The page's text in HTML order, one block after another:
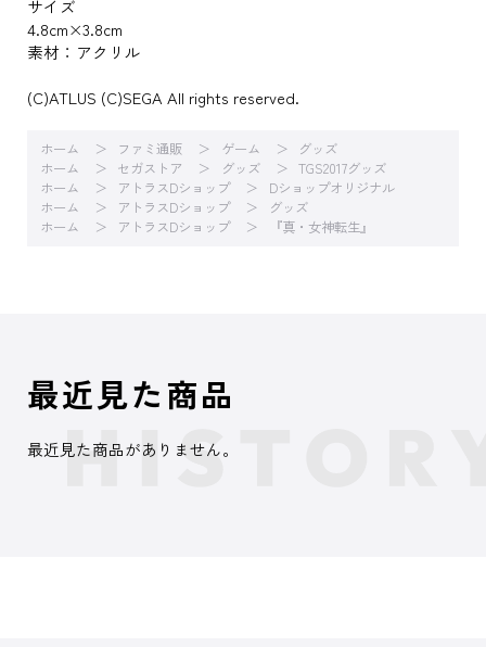
サイズ
4.8cm×3.8cm
素材：アクリル
(C)ATLUS (C)SEGA All rights reserved.
ホーム ファミ通販 ゲーム
グッズ
ホーム
セガストア グッズ
TGS2017グッズ
ホーム
アトラスDショップ
Dショップオリジナル
ホーム
アトラスDショップ
グッズ
ホーム
アトラスDショップ 『真・女神転生』
最近見た商品
最近見た商品がありません。